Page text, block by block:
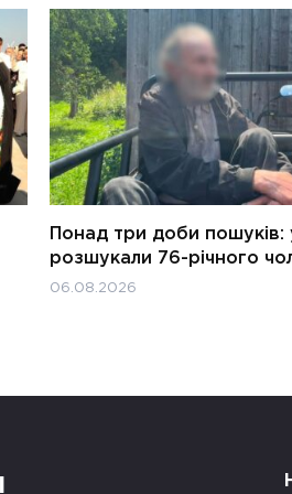
Понад три доби пошуків: у
розшукали 76-річного
06.08.2026